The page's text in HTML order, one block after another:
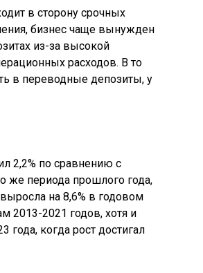
в сторону срочных
бизнес чаще вынужден
из-за высокой
расходов. В то
в переводные депозиты, у
2,2% по сравнению с
же периода прошлого года,
на 8,6% в годовом
2013-2021 годов, хотя и
когда рост достигал